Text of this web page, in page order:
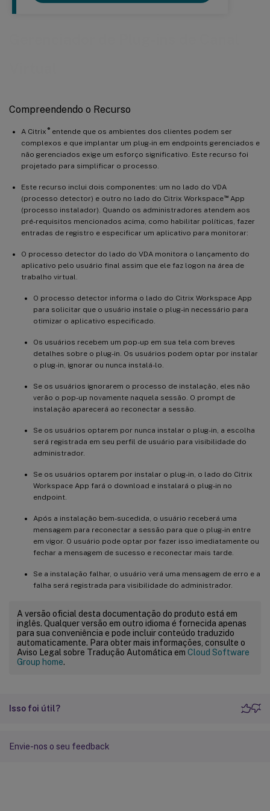
Compreendendo o Recurso
A Citrix ®entende que os ambientes dos clientes podem ser
complexos e que implantar um plug-in em endpoints gerenciados e
não gerenciados exige um esforço significativo. Este recurso foi
projetado para simplificar o processo.
Este recurso inclui dois componentes: um no lado do VDA
(processo detector) e outro no lado do Citrix Workspace™App
(processo instalador). Quando os administradores atendem aos
pré-requisitos mencionados acima, como habilitar políticas, fazer
entradas de registro e especificar um aplicativo para monitorar:
O processo detector do lado do VDA monitora o lançamento do
aplicativo pelo usuário final assim que ele faz logon na área de
trabalho virtual.
O processo detector informa o lado do Citrix Workspace App
para solicitar que o usuário instale o plug-in necessário para
otimizar o aplicativo especificado.
Os usuários recebem um pop-up em sua tela com breves
detalhes sobre o plug-in. Os usuários podem optar por instalar
o plug-in, ignorar ou nunca instalá-lo.
Se os usuários ignorarem o processo de instalação, eles não
verão o pop-up novamente naquela sessão. O prompt de
instalação aparecerá ao reconectar a sessão.
Se os usuários optarem por nunca instalar o plug-in, a escolha
será registrada em seu perfil de usuário para visibilidade do
administrador.
Se os usuários optarem por instalar o plug-in, o lado do Citrix
Workspace App fará o download e instalará o plug-in no
endpoint.
Após a instalação bem-sucedida, o usuário receberá uma
mensagem para reconectar a sessão para que o plug-in entre
em vigor. O usuário pode optar por fazer isso imediatamente ou
fechar a mensagem de sucesso e reconectar mais tarde.
Se a instalação falhar, o usuário verá uma mensagem de erro e a
falha será registrada para visibilidade do administrador.
A versão oficial desta documentação do produto está em
inglês. Qualquer versão em outro idioma é fornecida apenas
para sua conveniência e pode incluir conteúdo traduzido
automaticamente. Para obter mais informações, consulte o
Aviso Legal sobre Tradução Automática em Cloud Software
Group home.
Isso foi útil?
Envie-nos o seu feedback